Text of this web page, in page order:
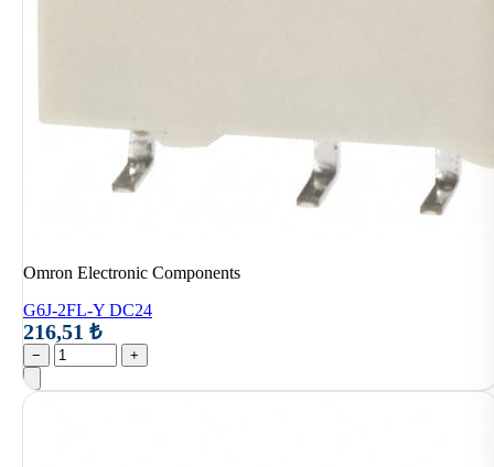
Omron Electronic Components
G6J-2FL-Y DC24
216,51 ₺
− +